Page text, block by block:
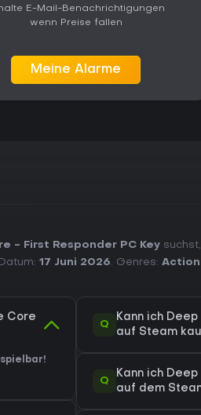
E-Mail-Benachrichtigungen
wenn Preise fallen
Meine Alarme
- First Responder PC Key
17 Juni 2026. Genres: Action
Core
Q
Kann ich
auf Steam
Q
Kann ich
auf dem